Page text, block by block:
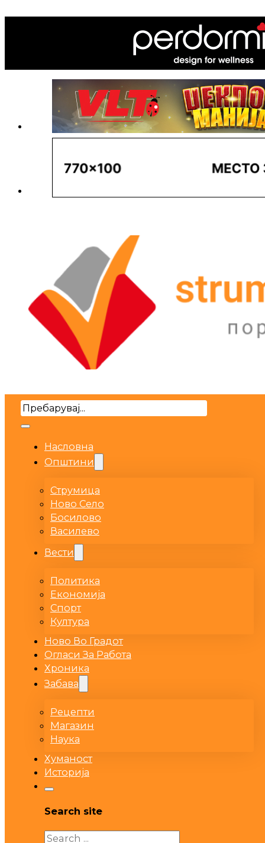
Search
Насловна
Општини
Струмица
Ново Село
Босилово
Василево
Вести
Политика
Економија
Спорт
Култура
Ново Во Градот
Огласи За Работа
Хроника
Забава
Рецепти
Магазин
Наука
Хуманост
Историја
Search site
Search